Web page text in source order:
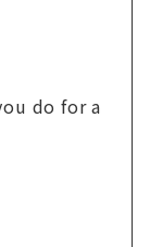
do for a